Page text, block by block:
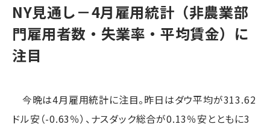
NY見通し－4月雇用統計（非農業部
門雇用者数・失業率・平均賃金）に
注目
今晩は4月雇用統計に注目。昨日はダウ平均が313.62
ドル安（-0.63％）、ナスダック総合が0.13％安とともに3